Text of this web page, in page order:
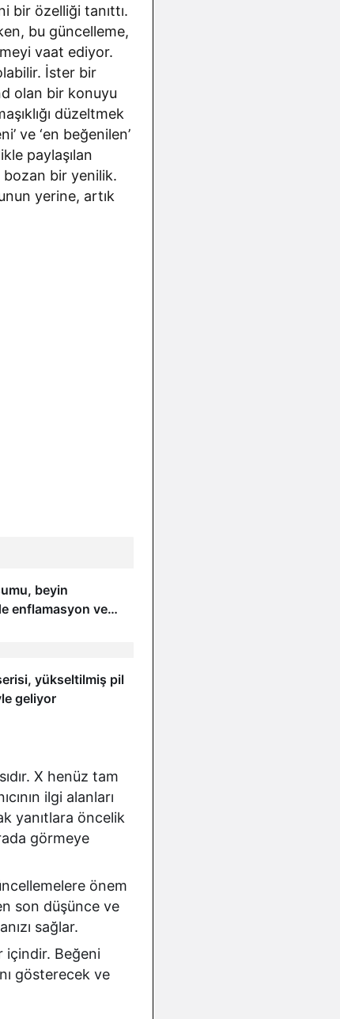
bir özelliği tanıttı.
bu güncelleme,
vaat ediyor.
İster bir
olan bir konuyu
düzeltmek
ve ‘en beğenilen’
paylaşılan
bozan bir yenilik.
yerine, artık
beyin
enflamasyon ve
yükseltilmiş pil
geliyor
X henüz tam
ilgi alanları
yanıtlara öncelik
görmeye
önem
son düşünce ve
sağlar.
içindir. Beğeni
gösterecek ve